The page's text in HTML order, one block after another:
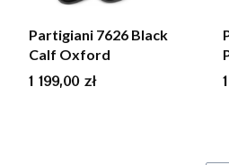
Partigiani 7626 Black
Calf Oxford
Cena
1 199,00 zł